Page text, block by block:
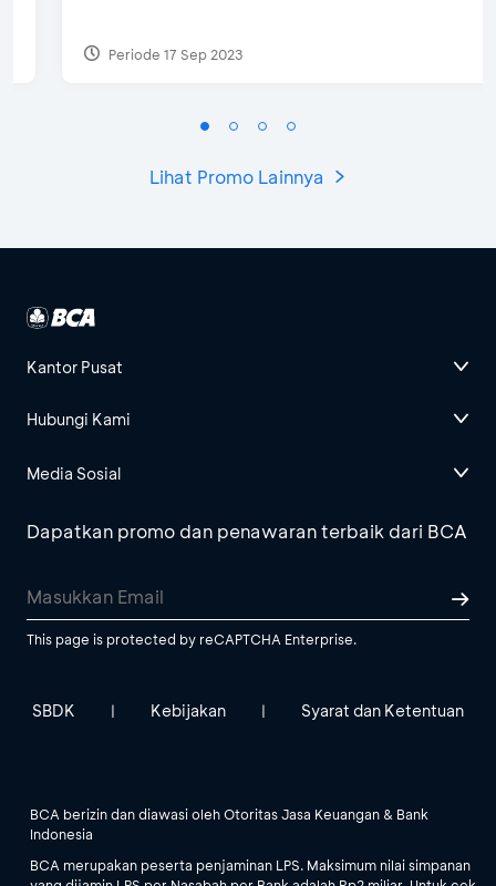
Periode 17 Sep 2023
Lihat Promo Lainnya
Kantor Pusat
Hubungi Kami
Media Sosial
Dapatkan promo dan penawaran terbaik dari BCA
This page is protected by reCAPTCHA Enterprise.
SBDK | Kebijakan | Syarat dan Ketentuan
BCA berizin dan diawasi oleh Otoritas Jasa Keuangan & Bank
Indonesia
BCA merupakan peserta penjaminan LPS. Maksimum nilai simpanan